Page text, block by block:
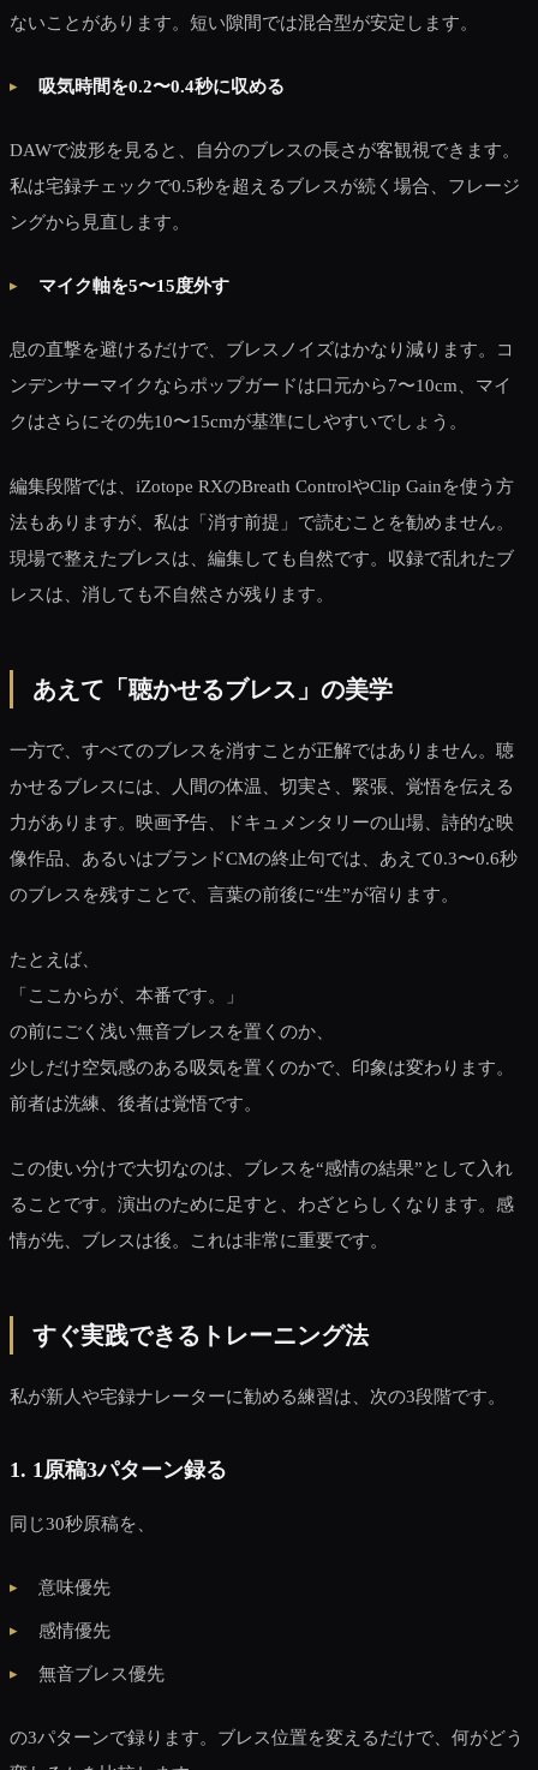
ないことがあります。短い隙間では混合型が安定します。
吸気時間を0.2〜0.4秒に収める
DAWで波形を見ると、自分のブレスの長さが客観視できます。
私は宅録チェックで0.5秒を超えるブレスが続く場合、フレージ
ングから見直します。
マイク軸を5〜15度外す
息の直撃を避けるだけで、ブレスノイズはかなり減ります。コ
ンデンサーマイクならポップガードは口元から7〜10cm、マイ
クはさらにその先10〜15cmが基準にしやすいでしょう。
編集段階では、iZotope RXのBreath ControlやClip Gainを使う方
法もありますが、私は「消す前提」で読むことを勧めません。
現場で整えたブレスは、編集しても自然です。収録で乱れたブ
レスは、消しても不自然さが残ります。
あえて「聴かせるブレス」の美学
一方で、すべてのブレスを消すことが正解ではありません。聴
かせるブレスには、人間の体温、切実さ、緊張、覚悟を伝える
力があります。映画予告、ドキュメンタリーの山場、詩的な映
像作品、あるいはブランドCMの終止句では、あえて0.3〜0.6秒
のブレスを残すことで、言葉の前後に“生”が宿ります。
たとえば、
「ここからが、本番です。」
の前にごく浅い無音ブレスを置くのか、
少しだけ空気感のある吸気を置くのかで、印象は変わります。
前者は洗練、後者は覚悟です。
この使い分けで大切なのは、ブレスを“感情の結果”として入れ
ることです。演出のために足すと、わざとらしくなります。感
情が先、ブレスは後。これは非常に重要です。
すぐ実践できるトレーニング法
私が新人や宅録ナレーターに勧める練習は、次の3段階です。
1. 1原稿3パターン録る
同じ30秒原稿を、
意味優先
感情優先
無音ブレス優先
の3パターンで録ります。ブレス位置を変えるだけで、何がどう